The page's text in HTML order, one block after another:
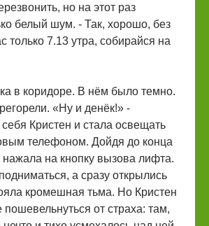
но на этот раз
белый шум. - Так, хорошо, без
только 7.13 утра, собирайся на
в коридоре. В нём было темно.
«Ну и денёк!» -
Кристен и стала освещать
телефоном. Дойдя до конца
нажала на кнопку вызова лифта.
а сразу открылись
кромешная тьма. Но Кристен
от страха: там,